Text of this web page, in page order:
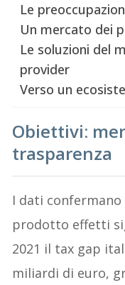
Le
Un mercato dei
Le soluzioni del
provider
Verso un
Obiettivi:
trasparenza
I dati
prodotto effetti
2021 il tax gap
miliardi di euro,